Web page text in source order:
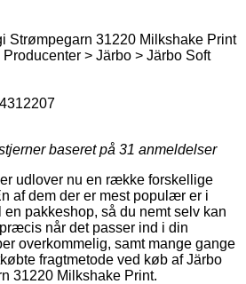
Strømpegarn 31220 Milkshake Print
Producenter > Järbo > Järbo Soft
baseret på 31 anmeldelser
udlover nu en række forskellige
af dem der er mest populær er i
pakkeshop, så du nemt selv kan
når det passer ind i din
overkommelig, samt mange gange
fragtmetode ved køb af Järbo
31220 Milkshake Print.